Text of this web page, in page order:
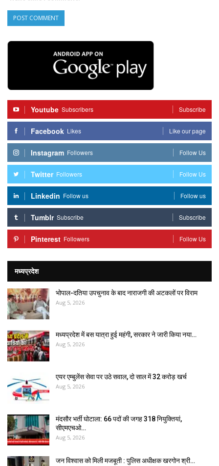
Youtube Subscribers Subscribe
Facebook Likes Like our page
Instagram Followers Follow Us
Twitter Followers Follow Us
Linkedin Follow us Follow us
Tumblr Subscribe Subscribe
Pinterest Followers Follow Us
मध्यप्रदेश
भोपाल-दतिया उपचुनाव के बाद नाराजगी की अटकलों पर विराम
Aug 5, 2026
मध्यप्रदेश में बस यात्रा हुई महंगी, सरकार ने जारी किया नया…
Aug 5, 2026
एयर एम्बुलेंस सेवा पर उठे सवाल, दो साल में ₹32 करोड़ खर्च
Aug 5, 2026
मंदसौर भर्ती घोटाला: 66 पदों की जगह 318 नियुक्तियां,
सीएमएचओ…
Aug 5, 2026
जन विश्वास को मिली मजबूती : पुलिस अधीक्षक खरगोन श्री…